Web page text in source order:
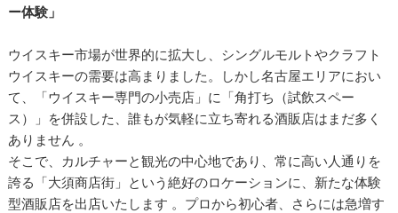
ー体験」
ウイスキー市場が世界的に拡大し、シングルモルトやクラフト
ウイスキーの需要は高まりました。しかし名古屋エリアにおい
て、「ウイスキー専門の小売店」に「角打ち（試飲スペー
ス）」を併設した、誰もが気軽に立ち寄れる酒販店はまだ多く
ありません 。
そこで、カルチャーと観光の中心地であり、常に高い人通りを
誇る「大須商店街」という絶好のロケーションに、新たな体験
型酒販店を出店いたします 。プロから初心者、さらには急増す